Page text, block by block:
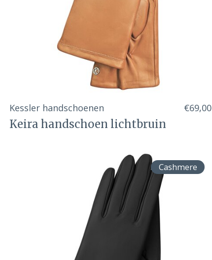
Kessler handschoenen
Keira handschoen lichtbruin
€69,00
Cashmere